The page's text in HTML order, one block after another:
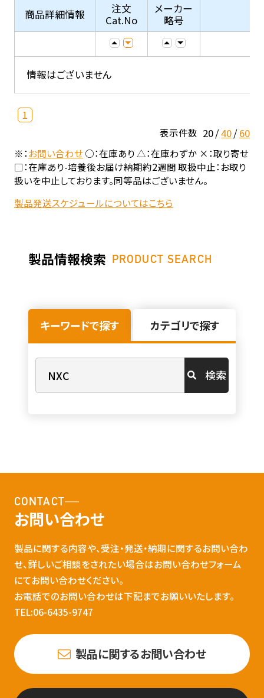
商品詳細情報
注文
Cat.No
メーカー
略号
情報はございません
1
表示件数 20 40 60
※：お問い合わせ○：在庫あり △：在庫わずか ×：取り寄せ
□：在庫あり-培養後お届け納期約2週間 取扱中止：お取り
扱いを中止しております。同等品はございません。
製品発送スケジュールについてはこちら
製品情報検索 PRODUCT SEARCH
キーワードで探す カテゴリで探す
検索
CONTACT
お問い合わせ
製品に関する内容や、受注・発送・納期に関するお問い合わ
せ、詳しいご相談をされたい場合はお問い合わせフォーム
にてお問い合わせください。
お電話でのお問い合わせは下記までお願いいたします。
TEL:06-6435-9747
製品に関するお問い合わせ